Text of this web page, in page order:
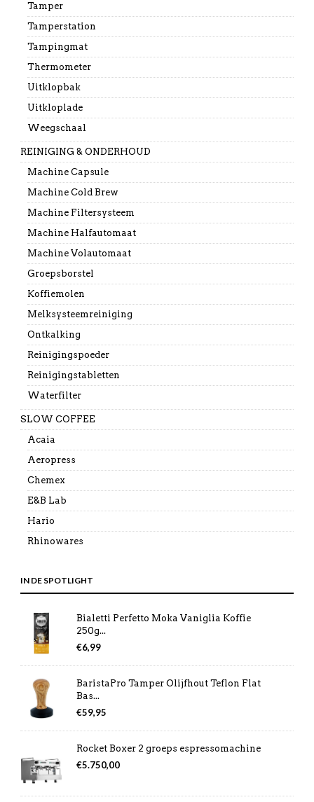
Tamper
Tamperstation
Tampingmat
Thermometer
Uitklopbak
Uitkloplade
Weegschaal
REINIGING & ONDERHOUD
Machine Capsule
Machine Cold Brew
Machine Filtersysteem
Machine Halfautomaat
Machine Volautomaat
Groepsborstel
Koffiemolen
Melksysteemreiniging
Ontkalking
Reinigingspoeder
Reinigingstabletten
Waterfilter
SLOW COFFEE
Acaia
Aeropress
Chemex
E&B Lab
Hario
Rhinowares
IN DE SPOTLIGHT
Bialetti Perfetto Moka Vaniglia Koffie
250g...
€6,99
BaristaPro Tamper Olijfhout Teflon Flat
Bas...
€59,95
Rocket Boxer 2 groeps espressomachine
€5.750,00